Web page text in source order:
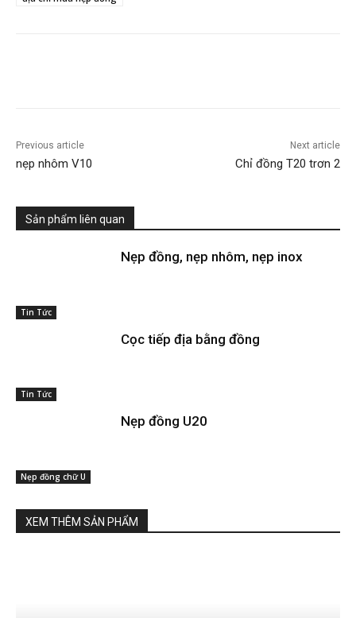
Previous article
nẹp nhôm V10
Next article
Chỉ đồng T20 trơn 2
Sản phẩm liên quan
Tin Tức
Nẹp đồng, nẹp nhôm, nẹp inox
Tin Tức
Cọc tiếp địa bằng đồng
Nẹp đồng chữ U
Nẹp đồng U20
XEM THÊM SẢN PHẨM